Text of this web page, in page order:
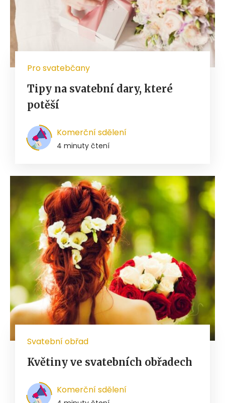
Pro svatebčany
Tipy na svatební dary, které
potěší
Komerční sdělení
4 minuty čtení
Svatební obřad
Květiny ve svatebních obřadech
Komerční sdělení